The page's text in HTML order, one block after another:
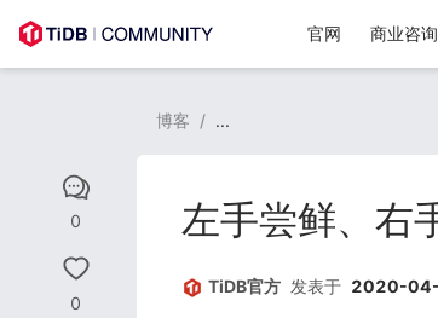
官网 商业咨询
0
0
博客 / ...
左手尝鲜、右
TiDB官方发表于 2020-